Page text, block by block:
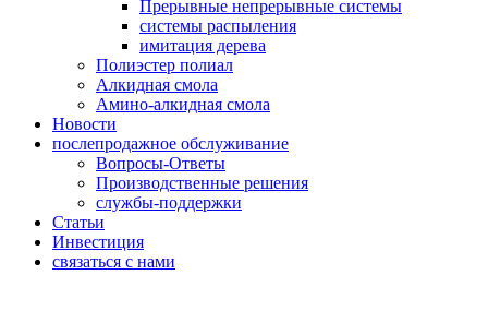
Прерывные непрерывные системы
системы распыления
имитация дерева
Полиэстер полиал
Алкидная смола
Амино-алкидная смола
Новости
послепродажное обслуживание
Вопросы-Ответы
Производственные решения
службы-поддержки
Статьи
Инвестиция
связаться с нами